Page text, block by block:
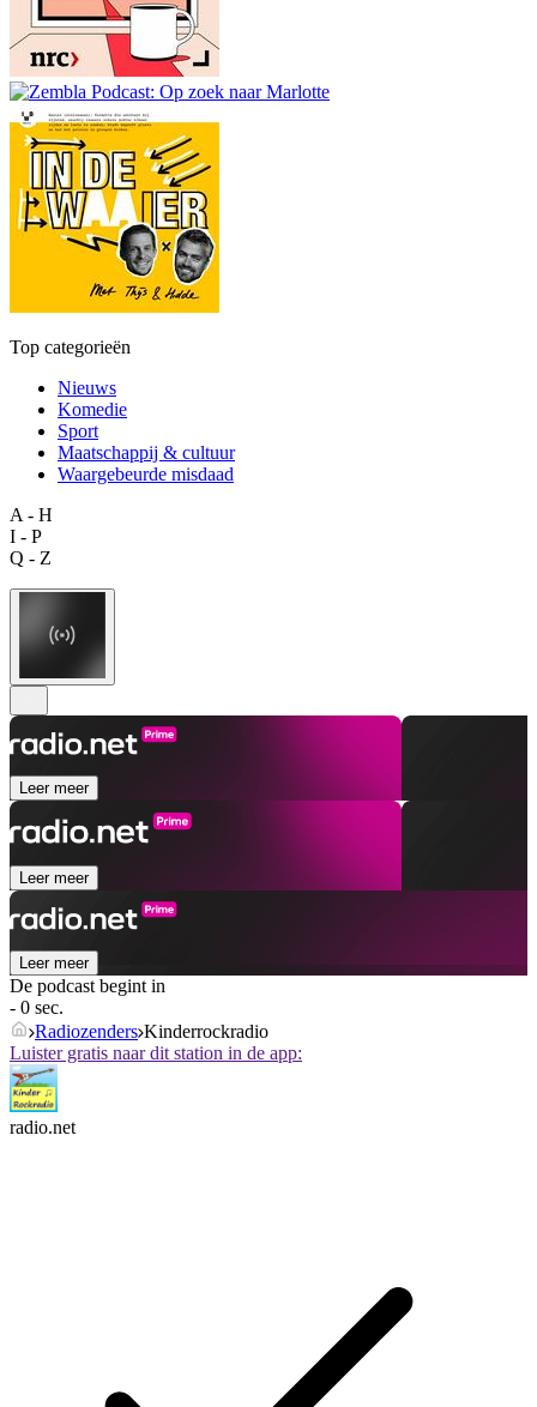
Top categorieën
Nieuws
Komedie
Sport
Maatschappij & cultuur
Waargebeurde misdaad
A - H
I - P
Q - Z
Leer meer
Leer meer
Leer meer
De podcast begint in
- 0 sec.
Radiozenders Kinderrockradio
Luister gratis naar dit station in de app:
radio.net